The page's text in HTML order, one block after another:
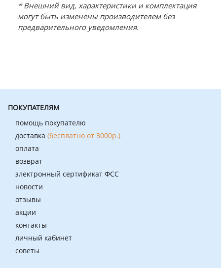
* Внешний вид, характеристики и комплектация
могут быть изменены производителем без
предварительного уведомления.
ПОКУПАТЕЛЯМ
помощь покупателю
доставка (бесплатно от 3000р.)
оплата
возврат
электронный сертификат ФСС
новости
отзывы
акции
контакты
личный кабинет
советы